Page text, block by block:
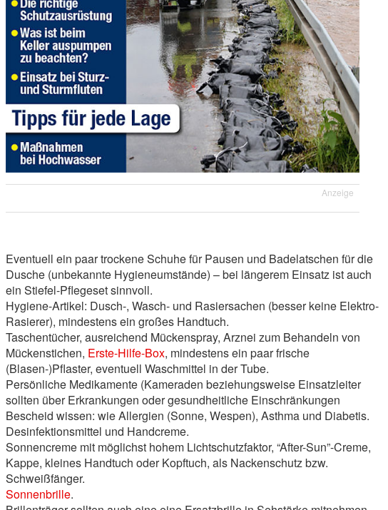
Anzeige
Eventuell ein paar trockene Schuhe für Pausen und Badelatschen für die
Dusche (unbekannte Hygieneumstände) – bei längerem Einsatz ist auch
ein Stiefel-Pflegeset sinnvoll.
Hygiene-Artikel: Dusch-, Wasch- und Rasiersachen (besser keine Elektro-
Rasierer), mindestens ein großes Handtuch.
Taschentücher, ausreichend Mückenspray, Arznei zum Behandeln von
Mückenstichen, Erste-Hilfe-Box, mindestens ein paar frische
(Blasen-)Pflaster, eventuell Waschmittel in der Tube.
Persönliche Medikamente (Kameraden beziehungsweise Einsatzleiter
sollten über Erkrankungen oder gesundheitliche Einschränkungen
Bescheid wissen: wie Allergien (Sonne, Wespen), Asthma und Diabetis.
Desinfektionsmittel und Handcreme.
Sonnencreme mit möglichst hohem Lichtschutzfaktor, “After-Sun”-Creme,
Kappe, kleines Handtuch oder Kopftuch, als Nackenschutz bzw.
Schweißfänger.
Sonnenbrille.